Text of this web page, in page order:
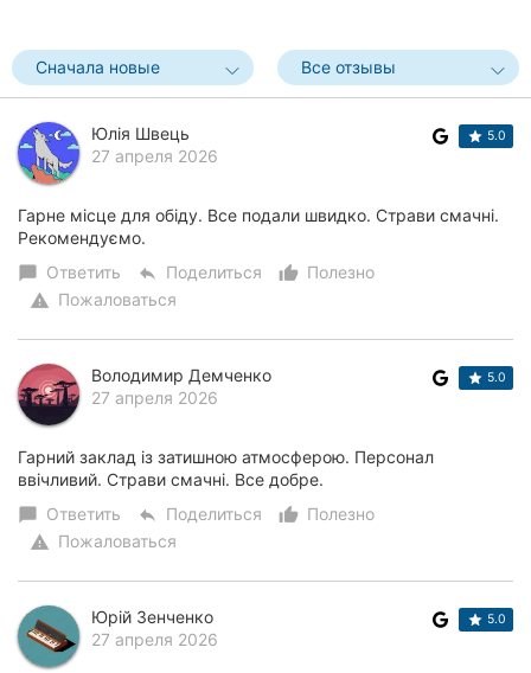
Запорожье
Днепр
Львов
Кривой
Николаев
Полтава
Чернигов
Черкассы
Сумы
Ивано-
Сначала новые Все отзывы
Юлія Швець
27 апреля 2026
5.0
Гарне місце для обіду. Все подали швидко. Страви смачні.
Рекомендуємо.
chat_bubble Ответить reply Поделиться thumb_up_alt
Полезно
warning Пожаловаться
Володимир Демченко
27 апреля 2026
5.0
Гарний заклад із затишною атмосферою. Персонал
ввічливий. Страви смачні. Все добре.
chat_bubble Ответить reply Поделиться thumb_up_alt
Полезно
warning Пожаловаться
Юрій Зенченко
27 апреля 2026
5.0